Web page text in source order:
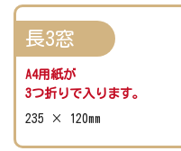
長3窓
A4用紙が
3つ折りで入ります。
235 × 120mm